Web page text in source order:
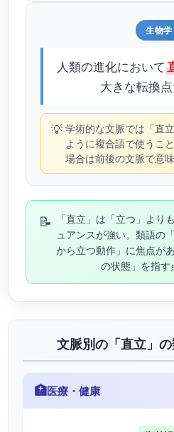
生物学
人類の進化において
大きな転換点
💡 学術的な文脈では「直
ように複合語で使うこ
場合は前後の文脈で意
📝
「直立」は「立つ」より
ュアンスが強い。類語の
から立つ動作」に焦点が
の状態」を指す
文脈別の「直立」
🏥医療・健康